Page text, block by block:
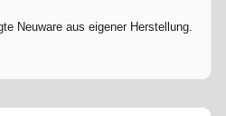
Neuware aus eigener Herstellung.